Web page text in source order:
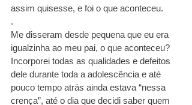
assim quisesse, e foi o que aconteceu.
.
Me disseram desde pequena que eu era
igualzinha ao meu pai, o que aconteceu?
Incorporei todas as qualidades e defeitos
dele durante toda a adolescência e até
pouco tempo atrás ainda estava “nessa
crença”, até o dia que decidi saber quem